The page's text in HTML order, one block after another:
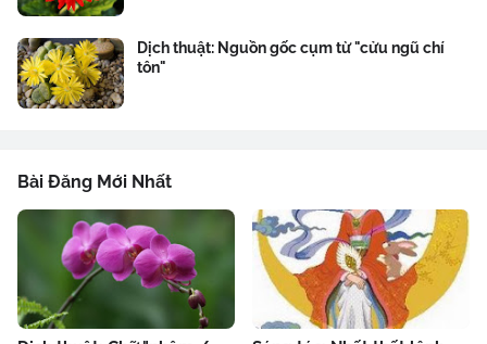
Dịch thuật: Nguồn gốc cụm từ "cửu ngũ chí
tôn"
Bài Đăng Mới Nhất